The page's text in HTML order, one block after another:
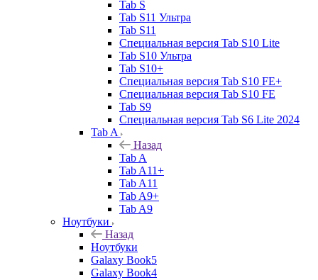
Tab S
Tab S11 Ультра
Tab S11
Специальная версия Tab S10 Lite
Tab S10 Ультра
Tab S10+
Специальная версия Tab S10 FE+
Специальная версия Tab S10 FE
Tab S9
Специальная версия Tab S6 Lite 2024
Tab A
Назад
Tab A
Tab A11+
Tab A11
Tab A9+
Tab A9
Ноутбуки
Назад
Ноутбуки
Galaxy Book5
Galaxy Book4